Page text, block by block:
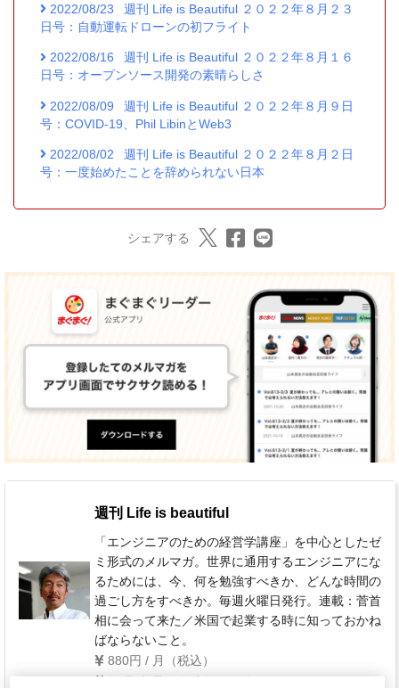
2022/08/23
週刊 Life is Beautiful ２０２２年８月２３
日号：自動運転ドローンの初フライト
2022/08/16
週刊 Life is Beautiful ２０２２年８月１６
日号：オープンソース開発の素晴らしさ
2022/08/09
週刊 Life is Beautiful ２０２２年８月９日
号：COVID-19、Phil LibinとWeb3
2022/08/02
週刊 Life is Beautiful ２０２２年８月２日
号：一度始めたことを辞められない日本
シェアする
週刊 Life is beautiful
「エンジニアのための経営学講座」を中心としたゼ
ミ形式のメルマガ。世界に通用するエンジニアにな
るためには、今、何を勉強すべきか、どんな時間の
過ごし方をすべきか。毎週火曜日発行。連載：菅首
相に会って来た／米国で起業する時に知っておかね
ばならないこと。
880円 / 月（税込）